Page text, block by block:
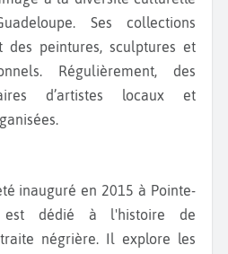
Ses collections
des peintures, sculptures et
Régulièrement, des
d’artistes locaux et
est dédié à l'histoire de
négrière. Il explore les